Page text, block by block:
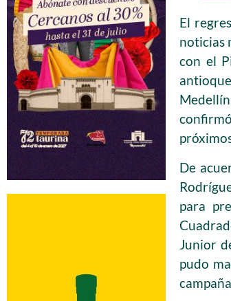
El
noticias
con el
De
para
Junior
pudo